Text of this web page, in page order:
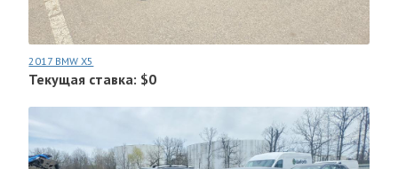
2017 BMW X5
Текущая ставка: $0